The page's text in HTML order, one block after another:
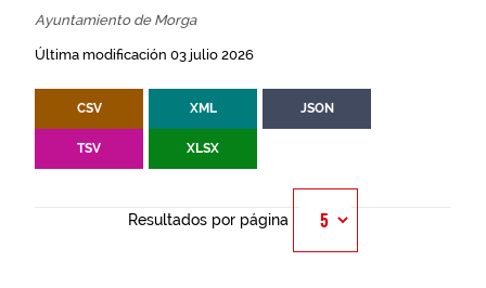
Ayuntamiento de Morga
Última modificación 03 julio 2026
CSV XML JSON
TSV XLSX
Resultados por página